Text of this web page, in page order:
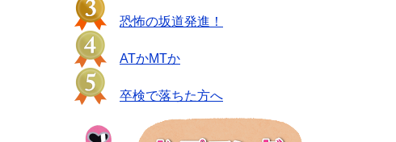
恐怖の坂道発進！
ATかMTか
卒検で落ちた方へ